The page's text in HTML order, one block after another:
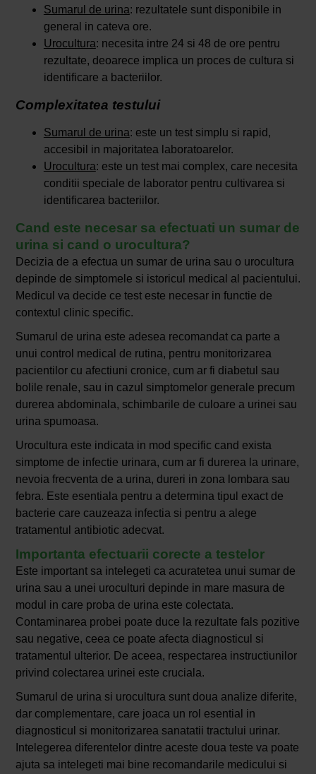
Sumarul de urina: rezultatele sunt disponibile in
general in cateva ore.
Urocultura: necesita intre 24 si 48 de ore pentru
rezultate, deoarece implica un proces de cultura si
identificare a bacteriilor.
Complexitatea testului
Sumarul de urina: este un test simplu si rapid,
accesibil in majoritatea laboratoarelor.
Urocultura: este un test mai complex, care necesita
conditii speciale de laborator pentru cultivarea si
identificarea bacteriilor.
Cand este necesar sa efectuati un sumar de
urina si cand o urocultura?
Decizia de a efectua un sumar de urina sau o urocultura
depinde de simptomele si istoricul medical al pacientului.
Medicul va decide ce test este necesar in functie de
contextul clinic specific.
Sumarul de urina este adesea recomandat ca parte a
unui control medical de rutina, pentru monitorizarea
pacientilor cu afectiuni cronice, cum ar fi diabetul sau
bolile renale, sau in cazul simptomelor generale precum
durerea abdominala, schimbarile de culoare a urinei sau
urina spumoasa.
Urocultura este indicata in mod specific cand exista
simptome de infectie urinara, cum ar fi durerea la urinare,
nevoia frecventa de a urina, dureri in zona lombara sau
febra. Este esentiala pentru a determina tipul exact de
bacterie care cauzeaza infectia si pentru a alege
tratamentul antibiotic adecvat.
Importanta efectuarii corecte a testelor
Este important sa intelegeti ca acuratetea unui sumar de
urina sau a unei uroculturi depinde in mare masura de
modul in care proba de urina este colectata.
Contaminarea probei poate duce la rezultate fals pozitive
sau negative, ceea ce poate afecta diagnosticul si
tratamentul ulterior. De aceea, respectarea instructiunilor
privind colectarea urinei este cruciala.
Sumarul de urina si urocultura sunt doua analize diferite,
dar complementare, care joaca un rol esential in
diagnosticul si monitorizarea sanatatii tractului urinar.
Intelegerea diferentelor dintre aceste doua teste va poate
ajuta sa intelegeti mai bine recomandarile medicului si